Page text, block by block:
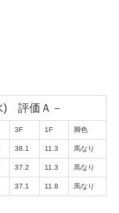
) 評価Ａ－
3F 1F 脚色
38.1 11.3 馬なり
37.2 11.3 馬なり
37.1 11.8 馬なり